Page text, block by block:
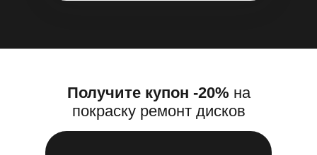
Получите купон -20% на
покраску ремонт дисков